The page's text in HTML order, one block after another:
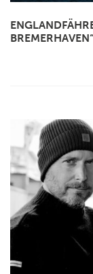
BREMERHAVEN“